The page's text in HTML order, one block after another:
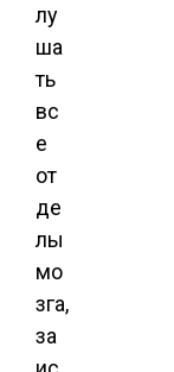
лу
ша
ть
вс
е
от
де
лы
мо
зга,
за